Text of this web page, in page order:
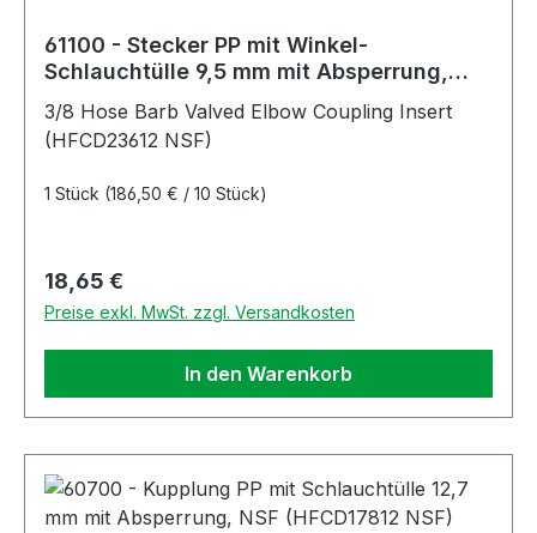
61100 - Stecker PP mit Winkel-
Schlauchtülle 9,5 mm mit Absperrung,
3/8 Hose Barb Valved Elbow Coupling Insert
(HFCD23612 NSF)
1 Stück (186,50 € / 10 Stück)
Regulärer Preis:
18,65 €
Preise exkl. MwSt. zzgl. Versandkosten
In den Warenkorb